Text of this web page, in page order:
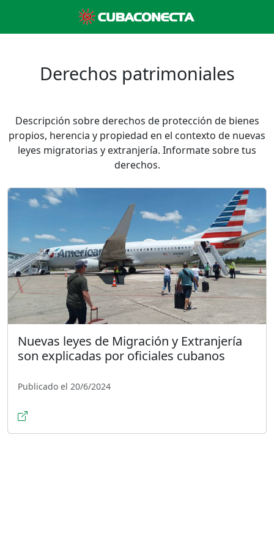
Derechos patrimoniales
Descripción sobre derechos de protección de bienes
propios, herencia y propiedad en el contexto de nuevas
leyes migratorias y extranjería. Informate sobre tus
derechos.
Nuevas leyes de Migración y Extranjería
son explicadas por oficiales cubanos
Publicado el 20/6/2024